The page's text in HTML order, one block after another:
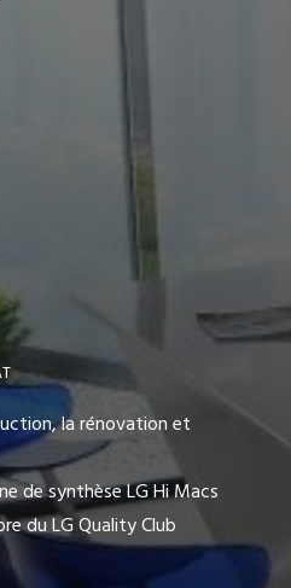
la rénovation et
de synthèse LG Hi Macs
du LG Quality Club